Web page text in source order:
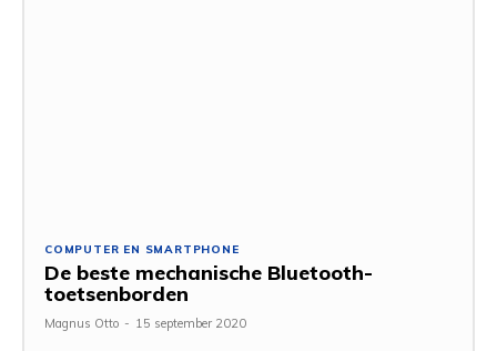
COMPUTER EN SMARTPHONE
De beste mechanische Bluetooth-
toetsenborden
Magnus Otto - 15 september 2020